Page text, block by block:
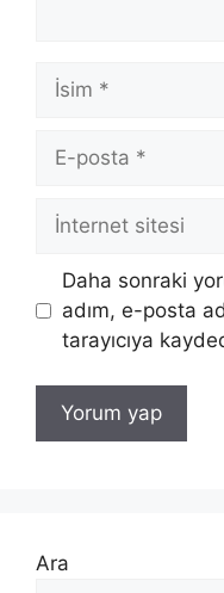
İsim
posta
İnternet
sitesi
Daha sonraki
adım, e-posta
tarayıcıya
Ara